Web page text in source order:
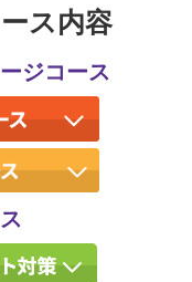
ス内容
ジコース